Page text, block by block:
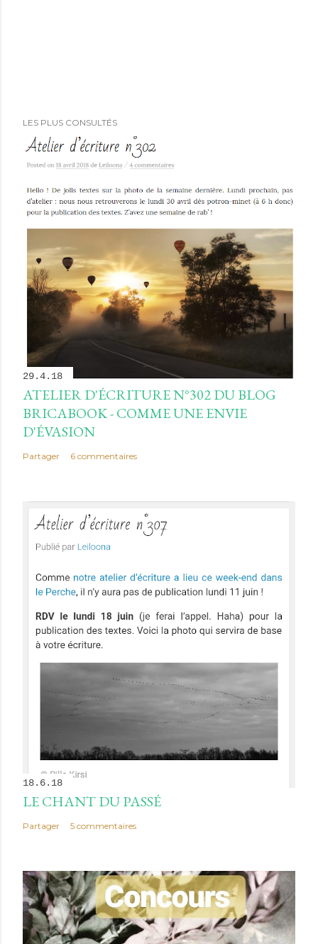
LES PLUS CONSULTÉS
29.4.18
ATELIER D'ÉCRITURE N°302 DU BLOG
BRICABOOK - COMME UNE ENVIE
D'ÉVASION
Partager 6 commentaires
18.6.18
LE CHANT DU PASSÉ
Partager 5 commentaires